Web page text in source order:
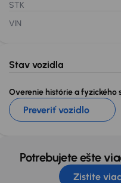
STK
VIN
Stav vozidla
Overenie histórie a fyzického
Preveriť vozidlo
Potrebujete ešte
Zistite